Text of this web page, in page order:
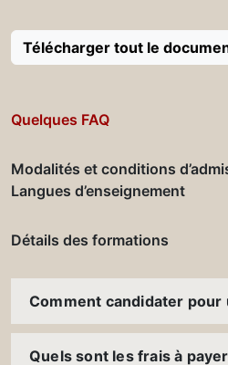
Télécharger tout le
Quelques FAQ
Modalités et conditions
Langues d’enseignement
Détails des formations